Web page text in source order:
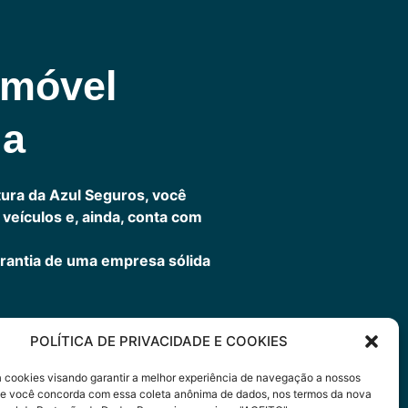
POLÍTICA DE PRIVACIDADE E COOKIES
cookies visando garantir a melhor experiência de navegação a nossos
você concorda com essa coleta anônima de dados, nos termos da nova
da Azul Seguros, você
e, ainda, conta com
de uma empresa sólida